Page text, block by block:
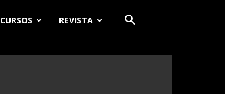
CURSOS REVISTA